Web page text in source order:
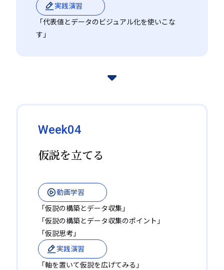
実践演習
「代表値とデータのビジュアル化を使いこな
す」
Week04
仮説を立てる
動画学習
「仮説の構築とデータ収集」
「仮説の構築とデータ収集のポイント」
「仮説思考」
実践演習
「軸を置いて仮説を広げてみる」